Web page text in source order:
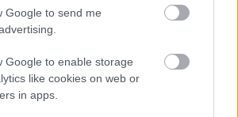
Google to send me
Google to enable storage
like cookies on web or
in apps.